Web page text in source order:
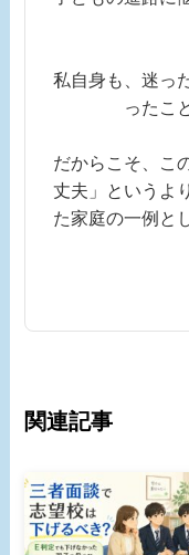
私自身も、迷っ
ったこ
だからこそ、こ
丈夫」というよ
た家庭の一例と
関連記事